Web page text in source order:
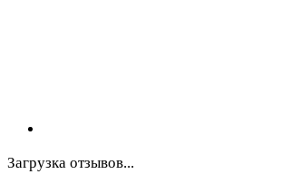
Загрузка отзывов...